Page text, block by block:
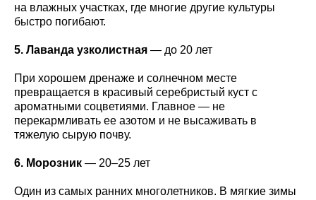
на влажных участках, где многие другие культуры
быстро погибают.
5. Лаванда узколистная — до 20 лет
При хорошем дренаже и солнечном месте
превращается в красивый серебристый куст с
ароматными соцветиями. Главное — не
перекармливать ее азотом и не высаживать в
тяжелую сырую почву.
6. Морозник — 20–25 лет
Один из самых ранних многолетников. В мягкие зимы